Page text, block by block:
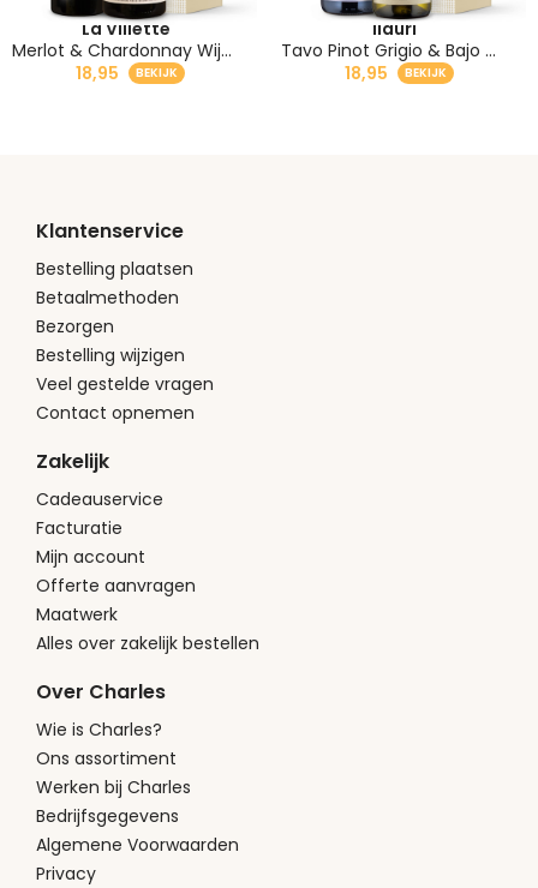
La Villette
Merlot & Chardonnay Wijn Cadeau
18,95
Ilauri
Tavo Pinot Grigio & Bajo Montepulciano Wijnpakket
18,95
Klantenservice
Bestelling plaatsen
Betaalmethoden
Bezorgen
Bestelling wijzigen
Veel gestelde vragen
Contact opnemen
Zakelijk
Cadeauservice
Facturatie
Mijn account
Offerte aanvragen
Maatwerk
Alles over zakelijk bestellen
Over Charles
Wie is Charles?
Ons assortiment
Werken bij Charles
Bedrijfsgegevens
Algemene Voorwaarden
Privacy